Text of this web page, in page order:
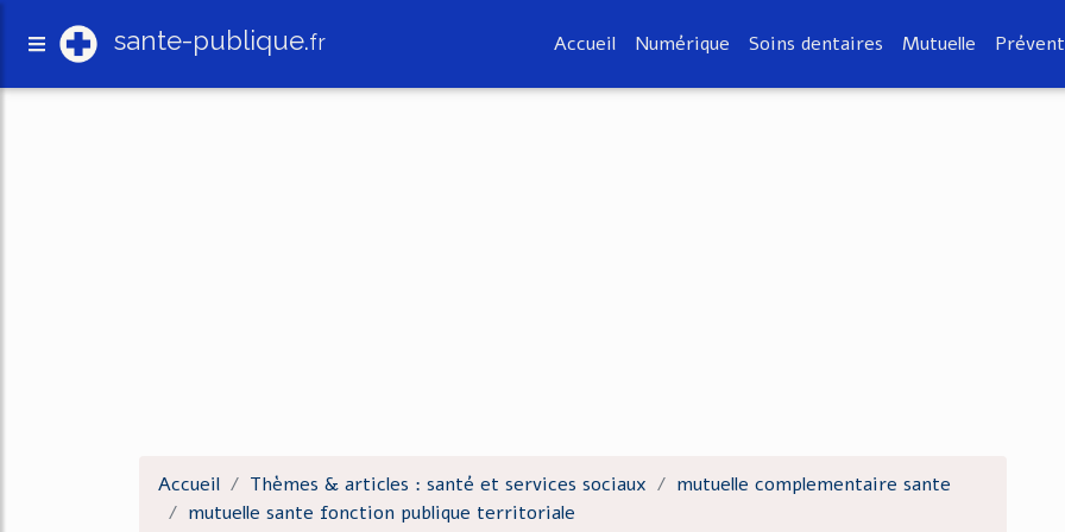
sante-publique.fr Accueil Numérique Soins dentaires Mutuelle
Accueil Thèmes & articles : santé et services sociaux
mutuelle complementaire sante
mutuelle sante fonction publique territoriale